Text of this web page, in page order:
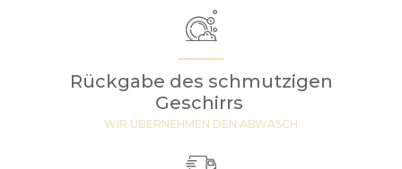
Rückgabe des schmutzigen
Geschirrs
WIR ÜBERNEHMEN DEN ABWASCH